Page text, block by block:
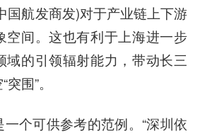
国航发商发)对于产业链上下游
空间。这也有利于上海进一步
域的引领辐射能力，带动长三
围”。
个可供参考的范例。“深圳依